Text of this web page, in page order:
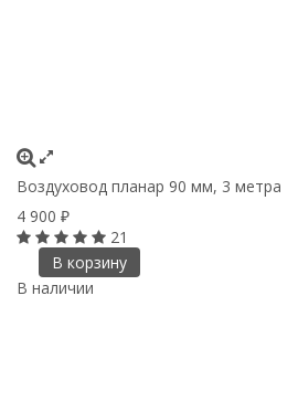
Воздуховод планар 90 мм, 3 метра
4 900 ₽
21
В корзину
В наличии